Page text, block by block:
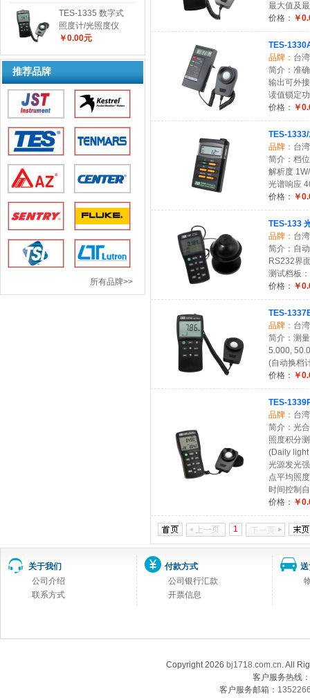
TES-1335 数字式
照度计/光照度仪
￥0.00元
推荐品牌
所有品牌>>
最大值及
价格： ￥
TES-
品牌： 台
简介：准
输出可外
读值锁定
价格： ￥
TES-
品牌： 台
简介：档
解析度
光谱响应
价格： ￥
TES-133
品牌： 台
简介：自
RS232界
测试档板
价格： ￥
TES-
品牌： 台
简介：测
5.000,
(自动换档
价格： ￥
TES-
品牌： 台
简介：光
照度积分
(Daily light
光源发光
点平均照
时间控制
价格： ￥
1
关于我们
公司介绍
联系方式
付款方式
公司银行汇款
开票信息
Copyright 2026 bj1718.com.cn. All
客户服务热线
客户服务邮箱：